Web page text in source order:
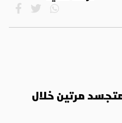
مرتين خلال